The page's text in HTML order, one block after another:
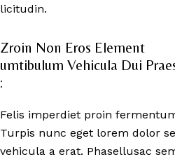
licitudin.
Zroin Non Eros Element
umtibulum Vehicula Dui
:
Felis imperdiet proin
Turpis nunc eget lorem dolor
vehicula a erat. Phasellusac